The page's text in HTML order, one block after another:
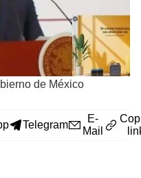
de México
Telegram
E-
Mail